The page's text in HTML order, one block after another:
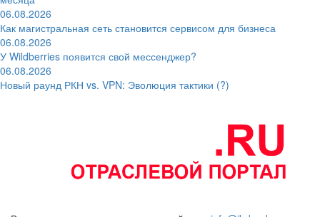
06.08.2026
Как магистральная сеть становится сервисом для бизнеса
06.08.2026
У Wildberries появится свой мессенджер?
06.08.2026
Новый раунд РКН vs. VPN: Эволюция тактики (?)